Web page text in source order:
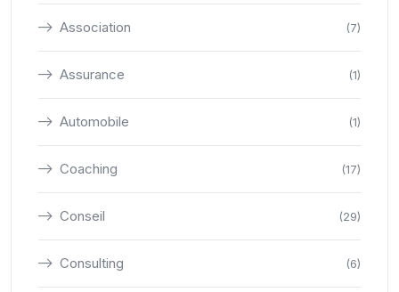
Association (7)
Assurance (1)
Automobile (1)
Coaching (17)
Conseil (29)
Consulting (6)